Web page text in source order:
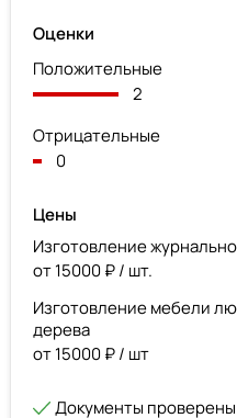
Оценки
Положительные
2
Отрицательные
0
Цены
Изготовление
от 15000 ₽ / шт.
Изготовление мебели
дерева
от 15000 ₽ / шт
Документы проверены